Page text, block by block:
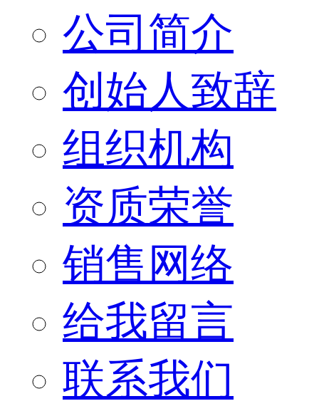
公司简介
创始人致辞
组织机构
资质荣誉
销售网络
给我留言
联系我们